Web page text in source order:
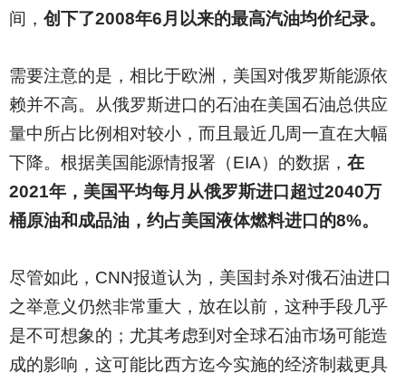
间， 创下了2008年6月以来的最高汽油均价纪录。
需要注意的是，相比于欧洲，美国对俄罗斯能源依
赖并不高。从俄罗斯进口的石油在美国石油总供应
量中所占比例相对较小，而且最近几周一直在大幅
下降。根据美国能源情报署（EIA）的数据， 在
2021年，美国平均每月从俄罗斯进口超过2040万
桶原油和成品油，约占美国液体燃料进口的8%。
尽管如此，CNN报道认为，美国封杀对俄石油进口
之举意义仍然非常重大，放在以前，这种手段几乎
是不可想象的；尤其考虑到对全球石油市场可能造
成的影响，这可能比西方迄今实施的经济制裁更具